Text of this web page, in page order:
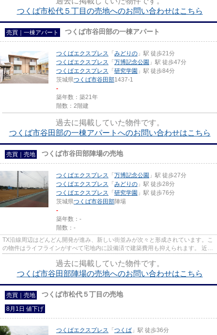
つくば市松代５丁目の売地へのお問い合わせはこちら
売買｜一棟アパート つくば市谷田部の一棟アパート
つくばエクスプレス 「 みどりの 」駅 徒歩21分
つくばエクスプレス 「 万博記念公園 」駅 徒歩47分
つくばエクスプレス 「 研究学園 」駅 徒歩84分
茨城県つくば市谷田部1437-1
-
築年数：築21年
階数：2階建
過去に掲載していた物件です。
つくば市谷田部の一棟アパートへのお問い合わせはこちら
売買｜売地 つくば市谷田部陣場の売地
つくばエクスプレス 「 万博記念公園 」駅 徒歩27分
つくばエクスプレス 「 みどりの 」駅 徒歩28分
つくばエクスプレス 「 研究学園 」駅 徒歩76分
茨城県つくば市谷田部陣場
-
築年数：-
階数：-
TX沿線周辺はどんどん開発が進み、新しい街並みが次々と形成されています。こ
の物件はライフラインがすべて宅地内に設備済で建築費用も抑えられます。 近く
過去に掲載していた物件です。
つくば市谷田部陣場の売地へのお問い合わせはこちら
売買｜売地 つくば市松代５丁目の売地
8月1日 値下げ
つくばエクスプレス 「 つくば 」駅 徒歩36分